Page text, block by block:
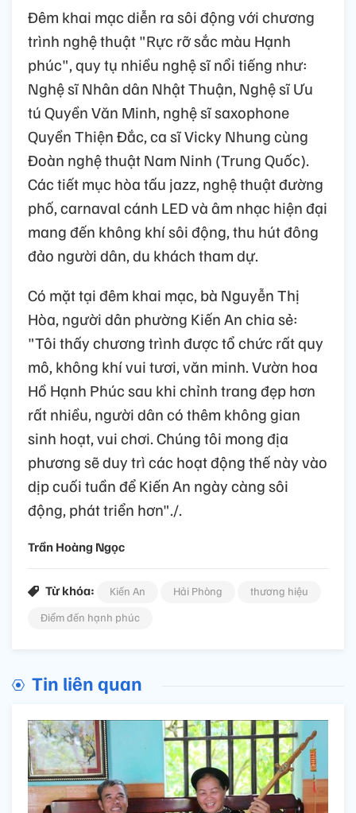
Đêm khai mạc diễn ra sôi động với chương
trình nghệ thuật "Rực rỡ sắc màu Hạnh
phúc", quy tụ nhiều nghệ sĩ nổi tiếng như:
Nghệ sĩ Nhân dân Nhật Thuận, Nghệ sĩ Ưu
tú Quyền Văn Minh, nghệ sĩ saxophone
Quyền Thiện Đắc, ca sĩ Vicky Nhung cùng
Đoàn nghệ thuật Nam Ninh (Trung Quốc).
Các tiết mục hòa tấu jazz, nghệ thuật đường
phố, carnaval cánh LED và âm nhạc hiện đại
mang đến không khí sôi động, thu hút đông
đảo người dân, du khách tham dự.
Có mặt tại đêm khai mạc, bà Nguyễn Thị
Hòa, người dân phường Kiến An chia sẻ:
"Tôi thấy chương trình được tổ chức rất quy
mô, không khí vui tươi, văn minh. Vườn hoa
Hồ Hạnh Phúc sau khi chỉnh trang đẹp hơn
rất nhiều, người dân có thêm không gian
sinh hoạt, vui chơi. Chúng tôi mong địa
phương sẽ duy trì các hoạt động thế này vào
dịp cuối tuần để Kiến An ngày càng sôi
động, phát triển hơn"./.
Trần Hoàng Ngọc
Từ khóa: Kiến An Hải Phòng
thương hiệu
Điểm đến hạnh phúc
Tin liên quan